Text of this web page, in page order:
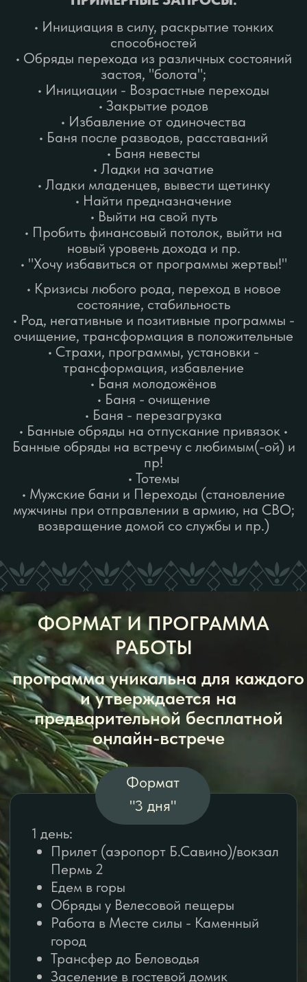
ЗАЯВКА / ВОПРОС
ЦЕННОСТЬ: от 150 т.р.
Варианты:
Работа в Месте силы (Урал,
Работа в обрядовой бане г.Пермь
Обряды в бане в вашем городе
Работа в Месте силы в любом
регионе
"1 день"
Формат
"3 дня"
2 день:
Работа в обрядовой бане или в
пространстве силы Беловодья
3 день:
Обряды на капище, в лабиринте и
работа со стихиями
Трансфер до Б.Савино
4 день: ночлег и трансфер до
Прилет (аэропорт Б.Савино)/вокзал
Обряды у Велесовой пещеры
Работа в Месте силы - Каменный
Трансфер до Беловодья
Заселение в гостевой домик
программа уникальна для каждого
и утверждается на
предварительной бесплатной
онлайн-встрече
ФОРМАТ И ПРОГРАММА
РАБОТЫ
ЗАЯВКА / ВОПРОС
ПОЧЕМУ ЮРИЙ И АРИНА
МЕДВЕДЕВЫ -
ПРОВОДНИКИ СИЛЫ: